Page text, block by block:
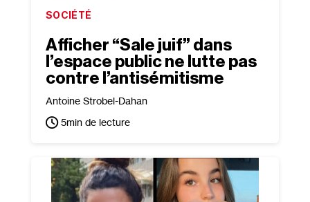
SOCIÉTÉ
Afficher “Sale juif” dans
l’espace public ne lutte pas
contre l’antisémitisme
Antoine Strobel-Dahan
5min de lecture